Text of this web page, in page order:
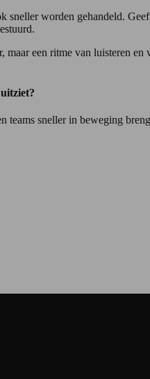
sneller worden gehandeld.
een ritme van luisteren
teams sneller in beweging